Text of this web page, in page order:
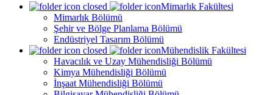
Mimarlık Fakültesi
Mimarlık Bölümü
Şehir ve Bölge Planlama Bölümü
Endüstriyel Tasarım Bölümü
Mühendislik Fakültesi
Havacılık ve Uzay Mühendisliği Bölümü
Kimya Mühendisliği Bölümü
İnşaat Mühendisliği Bölümü